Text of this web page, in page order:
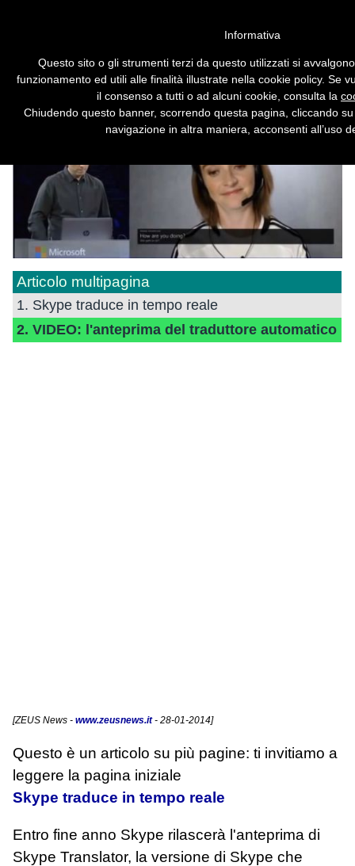
traduttore automatico
Skype traduce in tempo reale.
Articolo multipagina
1. Skype traduce in tempo reale
2. VIDEO: l'anteprima del traduttore automatico
[ZEUS News - www.zeusnews.it- 28-01-2014]
Questo è un articolo su più pagine: ti invitiamo a
leggere la pagina iniziale
Skype traduce in tempo reale
Entro fine anno Skype rilascerà l'anteprima di
Skype Translator, la versione di Skype che
Informativa
Questo sito o gli strumenti terzi da questo utilizzati si
funzionamento ed utili alle finalità illustrate nella cookie policy. Se
il consenso a tutti o ad alcuni cookie, consulta la
Chiudendo questo banner, scorrendo questa pagina, cliccando
navigazione in altra maniera, acconsenti all’uso